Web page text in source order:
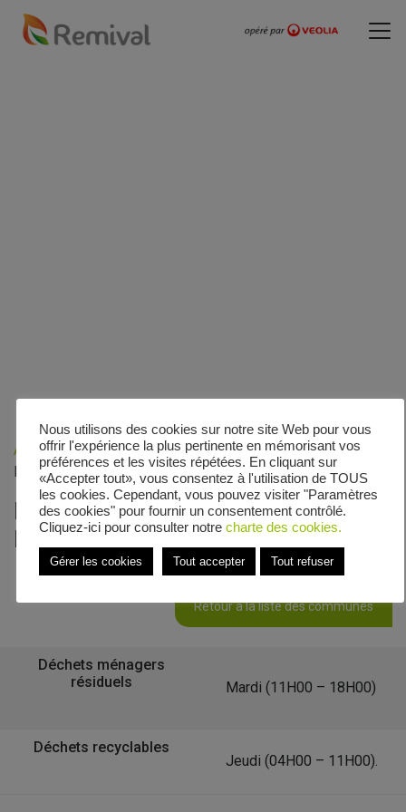
Accueil»Veolia - Zones de collecte»Rue Francois
Parmentier
Le calendrier de collecte de Rue
Francois Parmentier
Retour à la liste des communes
Déchets ménagers
résiduels
Mardi (11H00 – 18H00)
Déchets recyclables
Jeudi (04H00 – 11H00).
Nous utilisons des cookies sur notre site Web pour vous
offrir l'expérience la plus pertinente en mémorisant vos
préférences et les visites répétées. En cliquant sur
«Accepter tout», vous consentez à l'utilisation de TOUS
les cookies. Cependant, vous pouvez visiter "Paramètres
des cookies" pour fournir un consentement contrôlé.
Cliquez-ici pour consulter notre charte des cookies.
Gérer les cookies Tout accepter Tout refuser